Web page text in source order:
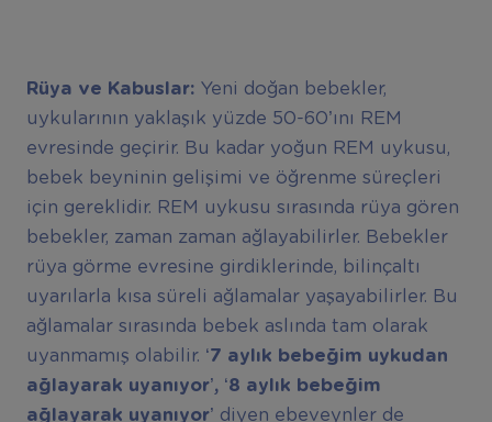
Rüya ve Kabuslar: Yeni doğan bebekler,
uykularının yaklaşık yüzde 50-60’ını REM
evresinde geçirir. Bu kadar yoğun REM uykusu,
bebek beyninin gelişimi ve öğrenme süreçleri
için gereklidir. REM uykusu sırasında rüya gören
bebekler, zaman zaman ağlayabilirler. Bebekler
rüya görme evresine girdiklerinde, bilinçaltı
uyarılarla kısa süreli ağlamalar yaşayabilirler. Bu
ağlamalar sırasında bebek aslında tam olarak
uyanmamış olabilir. ‘7 ayl ık bebeğim uykudan
ağlayarak uyanıyor’, ‘8 ayl ık bebeğim
ağlayarak uyanıyor’ diyen ebeveynler de